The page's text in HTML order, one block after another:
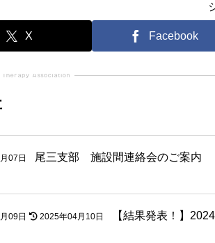
X Facebook
07日 尾三支部 施設間連絡会のご案内
09日 2025年04月10日 【結果発表！】